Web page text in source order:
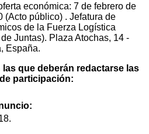
económica: 7 de febrero de
(Acto público) . Jefatura de
de la Fuerza Logística
Juntas). Plaza Atochas, 14 -
España.
que deberán redactarse las
participación: